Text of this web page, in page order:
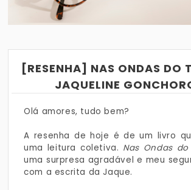
[RESENHA] NAS ONDAS DO
JAQUELINE
Olá amores, tudo bem?
A resenha de hoje é de um livro
uma leitura coletiva. Nas Ondas
uma surpresa agradável e meu
com a escrita da Jaque.